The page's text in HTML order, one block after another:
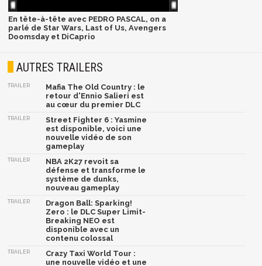
En tête-à-tête avec PEDRO PASCAL, on a
parlé de Star Wars, Last of Us, Avengers
Doomsday et DiCaprio
AUTRES TRAILERS
TRAILER
Mafia The Old Country : le
retour d'Ennio Salieri est
au cœur du premier DLC
TRAILER
Street Fighter 6 : Yasmine
est disponible, voici une
nouvelle vidéo de son
gameplay
TRAILER
NBA 2K27 revoit sa
défense et transforme le
système de dunks,
nouveau gameplay
TRAILER
Dragon Ball: Sparking!
Zero : le DLC Super Limit-
Breaking NEO est
disponible avec un
contenu colossal
TRAILER
Crazy Taxi World Tour :
une nouvelle vidéo et une